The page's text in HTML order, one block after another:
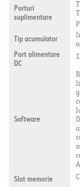
Porturi
suplimentare
Tip acumulator
Port alimentare
DC
Software
Slot memorie